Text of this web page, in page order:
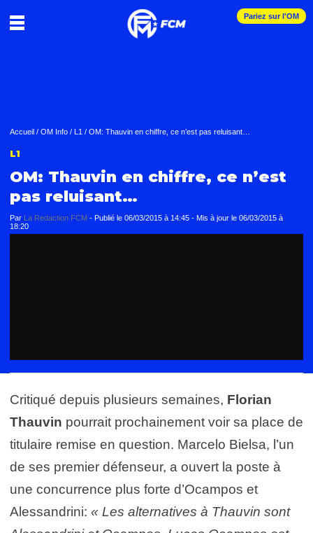
Pariez sur l'OM
Accueil / OM Info / L1 / OM: Thauvin en chiffre, ce n’est pas reluisant…
L1
OM: Thauvin en chiffre, ce n’est
pas reluisant…
Par La Redaction FCM - Publié le 06/03/2015 à 14:45 - Mis à jour le 06/03/2015 à
18:20
Critiqué depuis plusieurs semaines, Florian
Thauvin pourrait prochainement voir sa place de
titulaire remise en question. Marcelo Bielsa, l’un
de ses premier défenseur, a ouvert la poste à
une concurrence plus forte d’Ocampos et
Alessandrini: « Les alternatives à Thauvin sont